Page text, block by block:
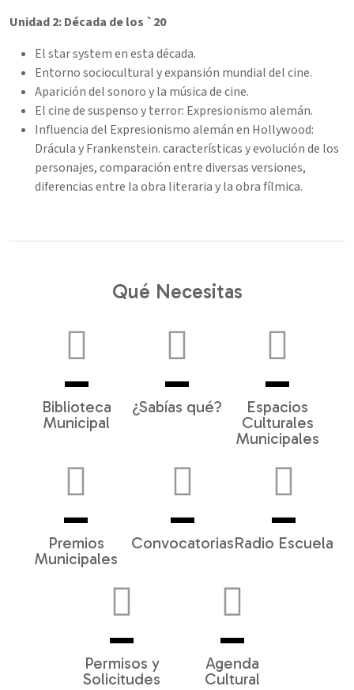
Unidad 2: Década de los `20
El star system en esta década.
Entorno sociocultural y expansión mundial del cine.
Aparición del sonoro y la música de cine.
El cine de suspenso y terror: Expresionismo alemán.
Influencia del Expresionismo alemán en Hollywood:
Drácula y Frankenstein. características y evolución de los
personajes, comparación entre diversas versiones,
diferencias entre la obra literaria y la obra fílmica.
Qué Necesitas
Biblioteca
Municipal
¿Sabías qué?
Espacios
Culturales
Municipales
Premios
Municipales
ConvocatoriasRadio Escuela
Permisos y
Solicitudes
Agenda
Cultural